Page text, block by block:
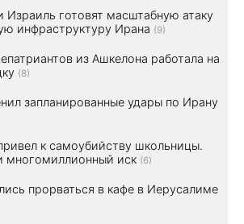
Израиль готовят масштабную атаку
инфраструктуру Ирана (9)
из Ашкелона работала на
(8)
запланированные удары по Ирану
к самоубийству школьницы.
многомиллионный иск (6)
прорваться в кафе в Иерусалиме